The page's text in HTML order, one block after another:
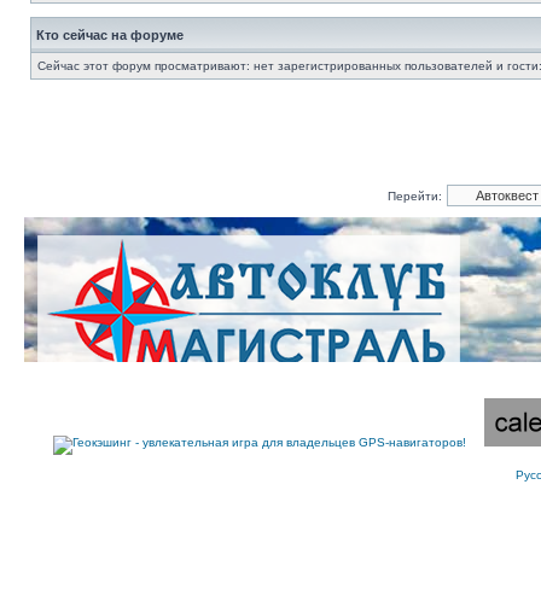
Кто сейчас на форуме
Сейчас этот форум просматривают: нет зарегистрированных пользователей и
Перейти: